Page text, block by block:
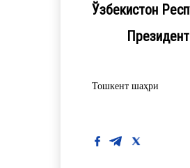
Ўзбекистон
Тошкент шаҳри